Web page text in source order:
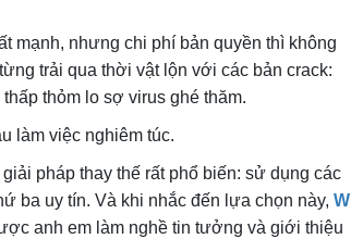
mạnh, nhưng chi phí bản quyền thì không
trải qua thời vật lộn với các bản crack:
thỏm lo sợ virus ghé thăm.
làm việc nghiêm túc.
pháp thay thế rất phổ biến: sử dụng các
ba uy tín. Và khi nhắc đến lựa chọn này,W
anh em làm nghề tin tưởng và giới thiệu